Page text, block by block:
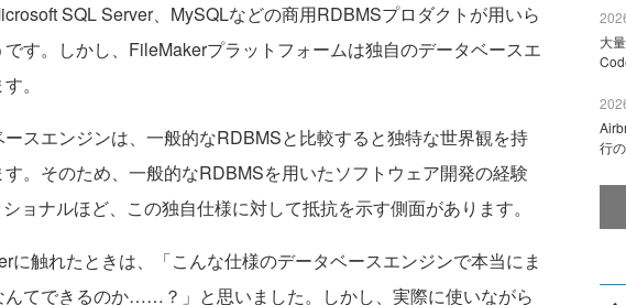
SQL Server、MySQLなどの商用RDBMSプロダクトが用いら
す。しかし、FileMakerプラットフォームは独自のデータベースエ
。
スエンジンは、一般的なRDBMSと比較すると独特な世界観を持
。そのため、一般的なRDBMSを用いたソフトウェア開発の経験
ョナルほど、この独自仕様に対して抵抗を示す側面があります。
触れたときは、「こんな仕様のデータベースエンジンで本当にま
んてできるのか……？」と思いました。しかし、実際に使いながら
大
行